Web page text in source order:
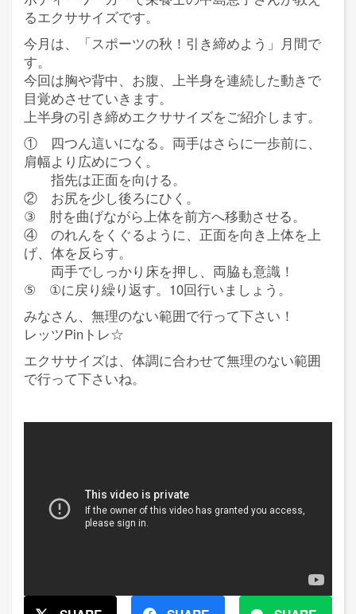
るエクササイズです。
今月は、「スポーツの秋！引き締めよう」月間で
す。
今回は胸や背中、お腹、上半身を連続した動きで
目覚めさせていきます。
上半身の引き締めエクササイズをご紹介します。
① 四つん這いになる。両手はさらに一歩前に、
肩幅より広めにつく。
指先は正面を向ける。
② お尻を少し後ろにひく。
③ 肘を曲げながら上体を前方へ移動させる。
④ のれんをくぐるように、正面を向き上体を上
げ、体を反らす。
両手でしっかり床を押し、両脇も意識！
⑤ ①に戻り繰り返す。10回行いましょう。
みなさん、無理のない範囲で行って下さい！
レッツPinトレ☆
エクササイズは、体調に合わせて無理のない範囲
で行って下さいね。